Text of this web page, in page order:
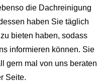
die Dachreinigung
haben Sie täglich
bieten haben, sodass
informieren können. Sie
gern mal von uns beraten
Seite.